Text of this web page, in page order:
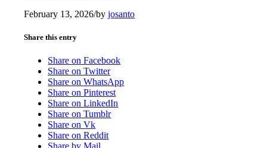
February 13, 2026/byjosanto
Share this entry
Share on Facebook
Share on Twitter
Share on WhatsApp
Share on Pinterest
Share on LinkedIn
Share on Tumblr
Share on Vk
Share on Reddit